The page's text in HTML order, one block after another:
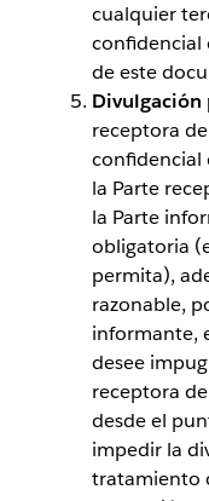
cualquier
confidencial
de este
Divulgación
receptora
confidencial
la Parte
la Parte
obligatoria
permita),
razonable,
informante,
desee
receptora
desde el
impedir la
tratamiento